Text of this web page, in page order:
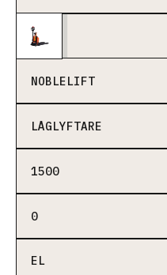
NOBLELIFT
LÅGLYFTARE
1500
0
EL